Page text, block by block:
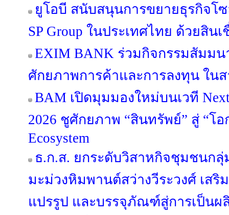
ยูโอบี สนับสนุนการขยายธุรกิจโ
SP Group ในประเทศไทย ด้วยสิน
EXIM BANK ร่วมกิจกรรมสัมมน
ศักยภาพการค้าและการลงทุน ใน
BAM เปิดมุมมองใหม่บนเวที Next
2026 ชูศักยภาพ “สินทรัพย์” สู่ “โอ
Ecosystem
ธ.ก.ส. ยกระดับวิสาหกิจชุมชนกลุ่
มะม่วงหิมพานต์สว่างวีระวงศ์ เสริ
แปรรูป และบรรจุภัณฑ์สู่การเป็น